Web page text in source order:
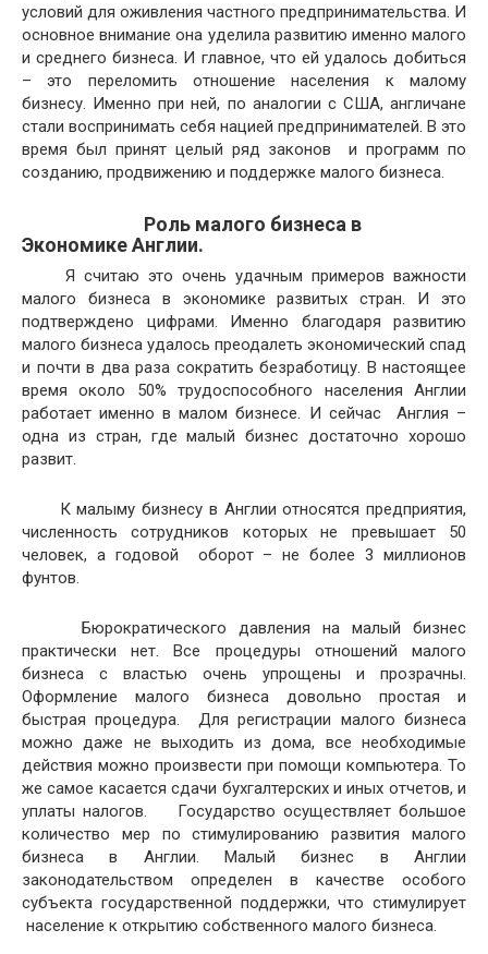
условий для оживления частного предпринимательства. И
основное внимание она уделила развитию именно малого
и среднего бизнеса. И главное, что ей удалось добиться
– это переломить отношение населения к малому
бизнесу. Именно при ней, по аналогии с США, англичане
стали воспринимать себя нацией предпринимателей. В это
время был принят целый ряд законов и программ по
созданию, продвижению и поддержке малого бизнеса.
Роль малого бизнеса в
Экономике Англии.
Я считаю это очень удачным примеров важности
малого бизнеса в экономике развитых стран. И это
подтверждено цифрами. Именно благодаря развитию
малого бизнеса удалось преодалеть экономический спад
и почти в два раза сократить безработицу. В настоящее
время около 50% трудоспособного населения Англии
работает именно в малом бизнесе. И сейчас Англия –
одна из стран, где малый бизнес достаточно хорошо
развит.
К малыму бизнесу в Англии относятся предприятия,
численность сотрудников которых не превышает 50
человек, а годовой оборот – не более 3 миллионов
фунтов.
Бюрократического давления на малый бизнес
практически нет. Все процедуры отношений малого
бизнеса с властью очень упрощены и прозрачны.
Оформление малого бизнеса довольно простая и
быстрая процедура. Для регистрации малого бизнеса
можно даже не выходить из дома, все необходимые
действия можно произвести при помощи компьютера. То
же самое касается сдачи бухгалтерских и иных отчетов, и
уплаты налогов. Государство осуществляет большое
количество мер по стимулированию развития малого
бизнеса в Англии. Малый бизнес в Англии
законодательством определен в качестве особого
субъекта государственной поддержки, что стимулирует
население к открытию собственного малого бизнеса.